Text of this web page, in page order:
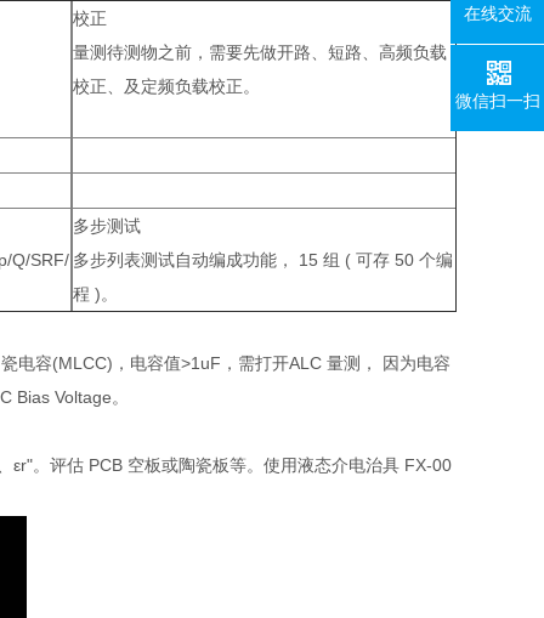
校正
量测待测物之前，需要先做开路、短路、高频负载
校正、及定频负载校正。
Q/SRF/
多步测试
多步列表测试自动编成功能， 15 组 ( 可存 50 个编
程 )。
电容(MLCC)，电容值>1uF，需打开ALC 量测， 因为电容
Bias Voltage。
。评估 PCB 空板或陶瓷板等。使用液态介电治具 FX-00
在线交流
微信扫一扫